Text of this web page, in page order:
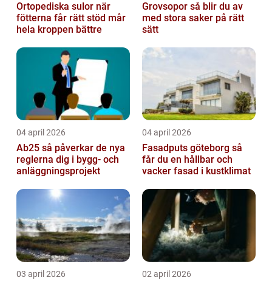
Ortopediska sulor när
fötterna får rätt stöd mår
hela kroppen bättre
Grovsopor så blir du av
med stora saker på rätt
sätt
04 april 2026
Ab25 så påverkar de nya
reglerna dig i bygg- och
anläggningsprojekt
04 april 2026
Fasadputs göteborg så
får du en hållbar och
vacker fasad i kustklimat
03 april 2026 02 april 2026